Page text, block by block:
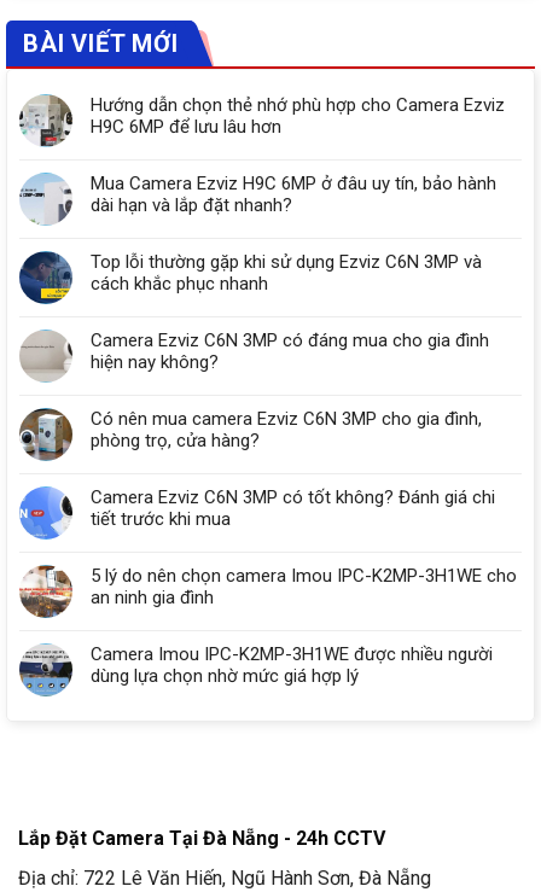
BÀI VIẾT MỚI
Hướng dẫn chọn thẻ nhớ phù hợp cho Camera Ezviz
H9C 6MP để lưu lâu hơn
Mua Camera Ezviz H9C 6MP ở đâu uy tín, bảo hành
dài hạn và lắp đặt nhanh?
Top lỗi thường gặp khi sử dụng Ezviz C6N 3MP và
cách khắc phục nhanh
Camera Ezviz C6N 3MP có đáng mua cho gia đình
hiện nay không?
Có nên mua camera Ezviz C6N 3MP cho gia đình,
phòng trọ, cửa hàng?
Camera Ezviz C6N 3MP có tốt không? Đánh giá chi
tiết trước khi mua
5 lý do nên chọn camera Imou IPC-K2MP-3H1WE cho
an ninh gia đình
Camera Imou IPC-K2MP-3H1WE được nhiều người
dùng lựa chọn nhờ mức giá hợp lý
Lắp Đặt Camera Tại Đà Nẵng - 24h CCTV
Địa chỉ: 722 Lê Văn Hiến, Ngũ Hành Sơn, Đà Nẵng